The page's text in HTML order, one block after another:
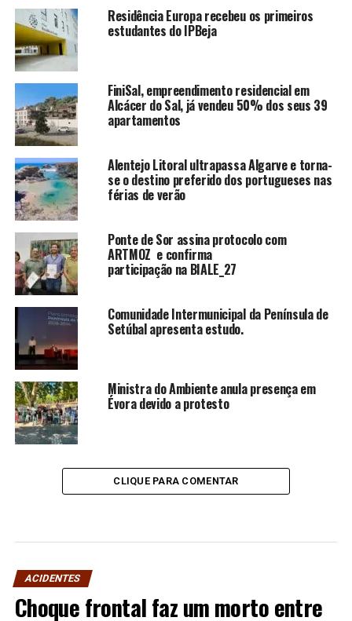
Residência Europa recebeu os primeiros
estudantes do IPBeja
FiniSal, empreendimento residencial em
Alcácer do Sal, já vendeu 50% dos seus 39
apartamentos
Alentejo Litoral ultrapassa Algarve e torna-
se o destino preferido dos portugueses nas
férias de verão
Ponte de Sor assina protocolo com
ARTMOZ e confirma
participação na BIALE_27
Comunidade Intermunicipal da Península de
Setúbal apresenta estudo.
Ministra do Ambiente anula presença em
Évora devido a protesto
CLIQUE PARA COMENTAR
ACIDENTES
Choque frontal faz um morto entre